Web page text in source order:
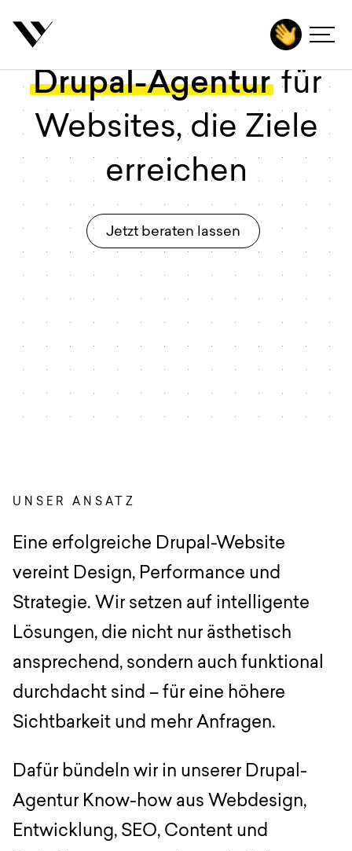
Agentur
Leistungen
Branchen
Projekte
Karriere
Kontakt
DE
Drupal-Agentur für
Websites, die Ziele
erreichen
Jetzt beraten lassen
UNSER ANSATZ
Eine erfolgreiche Drupal-Website
vereint Design, Performance und
Strategie. Wir setzen auf intelligente
Lösungen, die nicht nur ästhetisch
ansprechend, sondern auch funktional
durchdacht sind – für eine höhere
Sichtbarkeit und mehr Anfragen.
Dafür bündeln wir in unserer Drupal-
Agentur Know-how aus Webdesign,
Entwicklung, SEO, Content und